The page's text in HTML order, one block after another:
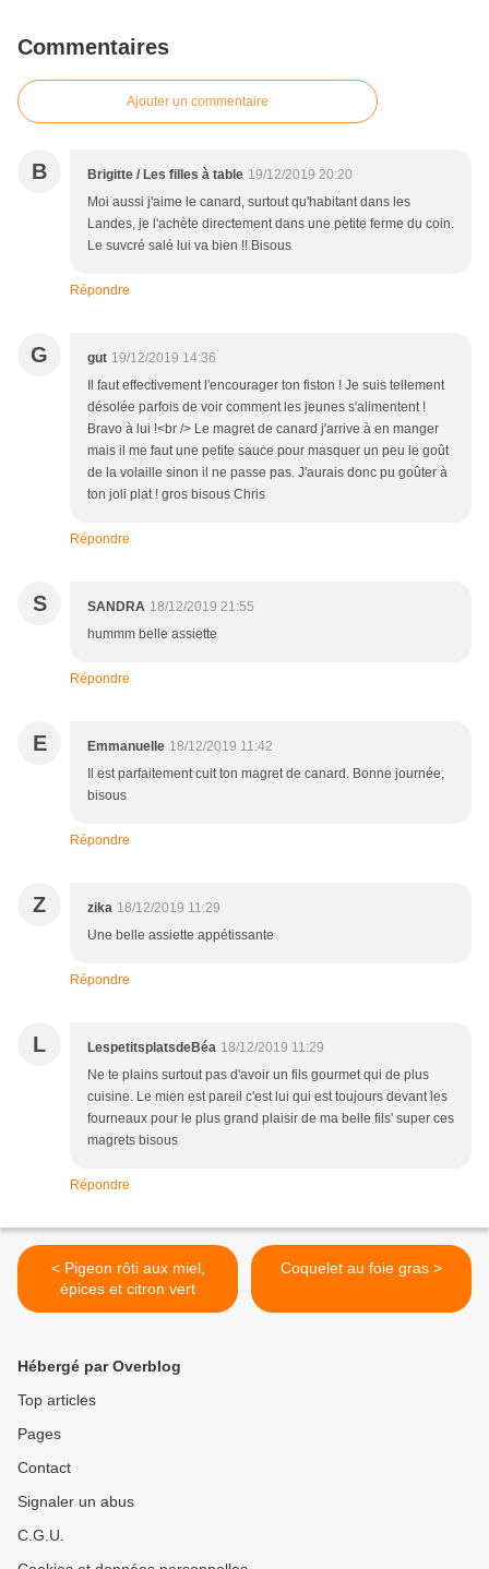
Commentaires
Ajouter un commentaire
B Brigitte / Les filles à table 19/12/2019 20:20
Moi aussi j'aime le canard, surtout qu'habitant dans les
Landes, je l'achète directement dans une petite ferme du coin.
Le suvcré salé lui va bien !! Bisous
Répondre
G gut 19/12/2019 14:36
Il faut effectivement l'encourager ton fiston ! Je suis tellement
désolée parfois de voir comment les jeunes s'alimentent !
Bravo à lui !<br /> Le magret de canard j'arrive à en manger
mais il me faut une petite sauce pour masquer un peu le goût
de la volaille sinon il ne passe pas. J'aurais donc pu goûter à
ton joli plat ! gros bisous Chris
Répondre
S SANDRA 18/12/2019 21:55
hummm belle assiette
Répondre
E Emmanuelle 18/12/2019 11:42
Il est parfaitement cuit ton magret de canard. Bonne journée,
bisous
Répondre
Z zika 18/12/2019 11:29
Une belle assiette appétissante
Répondre
L LespetitsplatsdeBéa 18/12/2019 11:29
Ne te plains surtout pas d'avoir un fils gourmet qui de plus
cuisine. Le mien est pareil c'est lui qui est toujours devant les
fourneaux pour le plus grand plaisir de ma belle fils' super ces
magrets bisous
Répondre
< Pigeon rôti aux miel,
épices et citron vert
Coquelet au foie gras >
Hébergé par Overblog
Top articles
Pages
Contact
Signaler un abus
C.G.U.